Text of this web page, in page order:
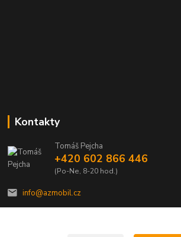
Kontakty
Tomáš Pejcha
+420 602 866 446
(Po-Ne, 8-20 hod.)
info@azmobil.cz